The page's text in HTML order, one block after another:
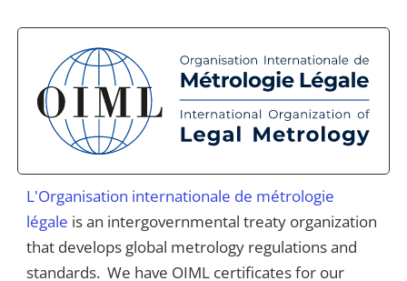
L'Organisation internationale de métrologie
légale is an intergovernmental treaty organization
that develops global metrology regulations and
standards. We have OIML certificates for our